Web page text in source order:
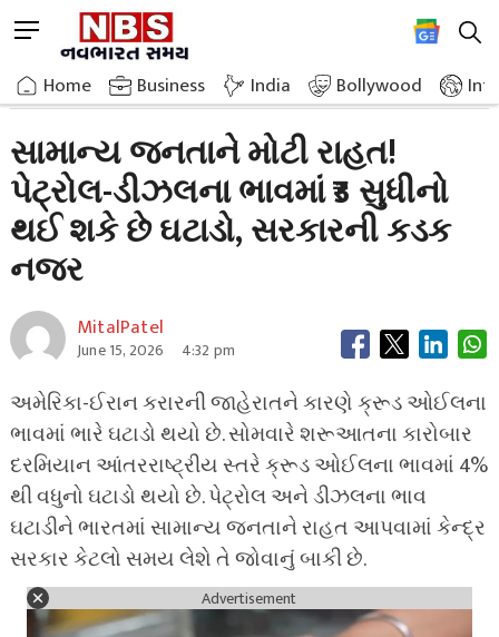
to
content
M
n
u
u
t
t
o
Home Business India Bollywood
Home»Breaking News»Big Relief For The Common Man Petrol Diesel
સામાન્ય જનતાને મોટી રાહત!
પેટ્રોલ-ડીઝલના ભાવમાં ₹3 સુધીનો
થઈ શકે છે ઘટાડો, સરકારની કડક
નજર
MitalPatel
June 15, 2026 4:32 pm
અમેરિકા-ઈરાન કરારની જાહેરાતને કારણે ક્રૂડ ઓઈલના
ભાવમાં ભારે ઘટાડો થયો છે. સોમવારે શરૂઆતના કારોબાર
દરમિયાન આંતરરાષ્ટ્રીય સ્તરે ક્રૂડ ઓઈલના ભાવમાં 4%
થી વધુનો ઘટાડો થયો છે. પેટ્રોલ અને ડીઝલના ભાવ
ઘટાડીને ભારતમાં સામાન્ય જનતાને રાહત આપવામાં કેન્દ્ર
સરકાર કેટલો સમય લેશે તે જોવાનું બાકી છે.
Advertisement